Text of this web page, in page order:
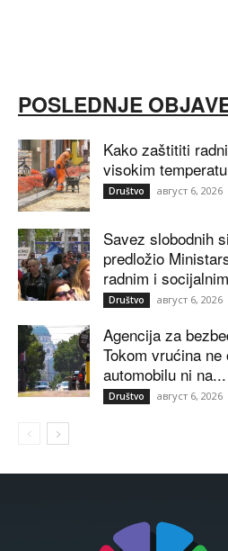
POSLEDNJE
Kako zaštititi
visokim
Društvo август 6, 2026
Savez slobodnih
predložio
radnim i
Društvo август 6, 2026
Agencija za
Tokom vrućina
automobilu ni na...
Društvo август 6, 2026